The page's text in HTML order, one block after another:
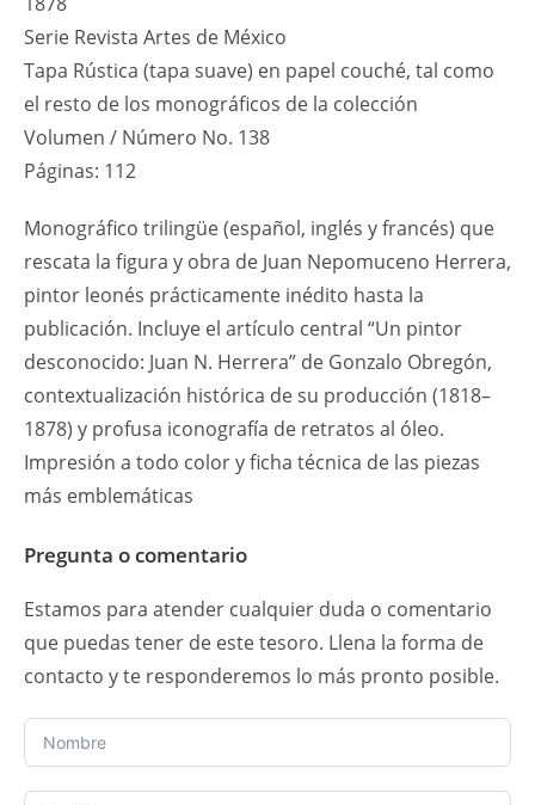
Serie Revista Artes de México
Tapa Rústica (tapa suave) en papel couché, tal como
el resto de los monográficos de la colección
Volumen / Número No. 138
Páginas: 112
Monográfico trilingüe (español, inglés y francés) que
rescata la figura y obra de Juan Nepomuceno Herrera,
pintor leonés prácticamente inédito hasta la
publicación. Incluye el artículo central “Un pintor
desconocido: Juan N. Herrera” de Gonzalo Obregón,
contextualización histórica de su producción (1818–
1878) y profusa iconografía de retratos al óleo.
Impresión a todo color y ficha técnica de las piezas
más emblemáticas
Pregunta o comentario
Estamos para atender cualquier duda o comentario
que puedas tener de este tesoro. Llena la forma de
contacto y te responderemos lo más pronto posible.